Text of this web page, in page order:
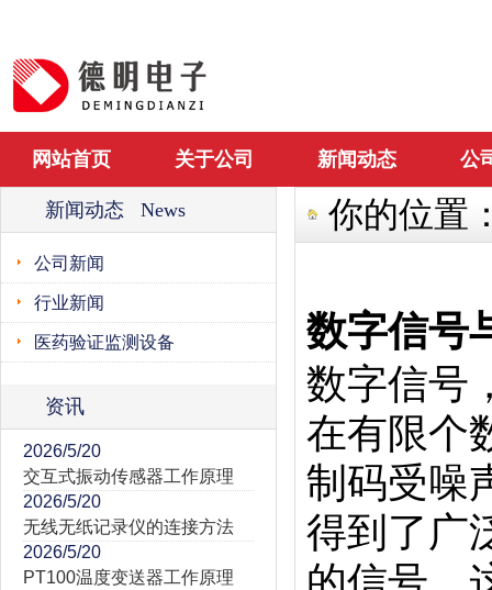
网站首页 关于公司 新闻动态 公
新闻动态 News
公司新闻
行业新闻
医药验证监测设备
资讯
2026/5/20
交互式振动传感器工作原理
2026/5/20
无线无纸记录仪的连接方法
2026/5/20
PT100温度变送器工作原理
你的位置
数字信号
数字信号
在有限个
制码受噪
得到了广